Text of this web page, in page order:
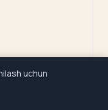
uchun